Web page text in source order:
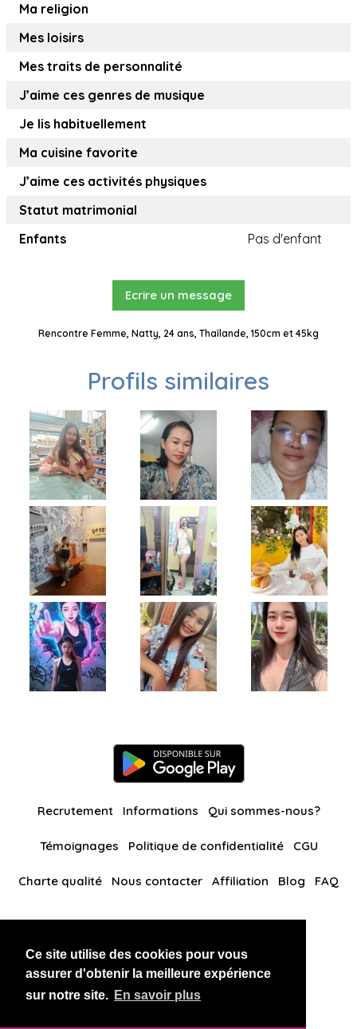
Ce site utilise des cookies pour vous
assurer d'obtenir la meilleure expérience
sur notre site. En savoir plus
Ma religion
Mes loisirs
Mes traits de personnalité
J’aime ces genres de musique
Je lis habituellement
Ma cuisine favorite
J’aime ces activités physiques
Statut matrimonial
Enfants
Pas d'enfant
Ecrire un message
Rencontre Femme, Natty, 24 ans, Thaïlande, 150cm et 45kg
Profils similaires
Recrutement Informations Qui sommes-nous?
Témoignages Politique de confidentialité CGU
Charte qualité Nous contacter Affiliation Blog FAQ
BlackAndBeauties RussianKisses
Copyright 2026 thaidatevip